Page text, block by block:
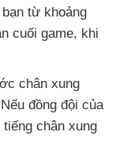
từ khoảng
cuối game, khi
chân xung
Nếu đồng đội của
tiếng chân xung